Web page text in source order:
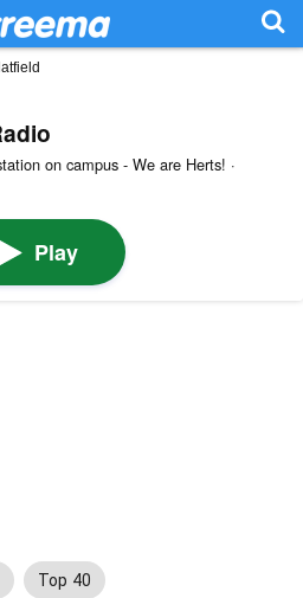
on campus - We are Herts! ·
Play
Top 40